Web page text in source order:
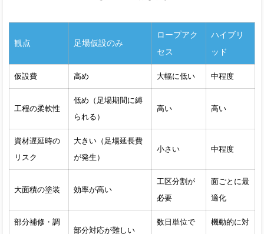
観点 足場仮設のみ
ロープアク
セス
ハイブリ
ッド
仮設費 高め 大幅に低い 中程度
工程の柔軟性
低め（足場期間に縛
られる）
高い 高い
資材遅延時の
リスク
大きい（足場延長費
が発生）
小さい 中程度
大面積の塗装 効率が高い
工区分割が
必要
面ごとに最
適化
部分補修・調
部分対応が難しい
数日単位で
機動的に対